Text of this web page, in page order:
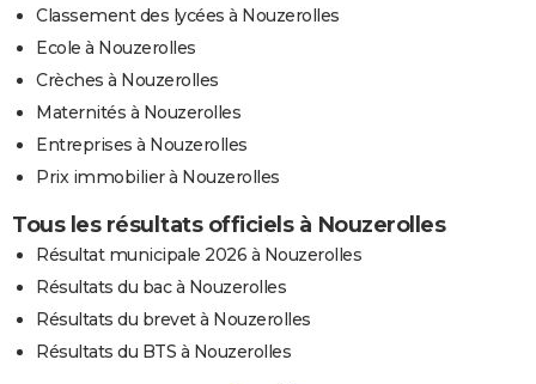
Classement des lycées à Nouzerolles
Ecole à Nouzerolles
Crèches à Nouzerolles
Maternités à Nouzerolles
Entreprises à Nouzerolles
Prix immobilier à Nouzerolles
Tous les résultats officiels à Nouzerolles
Résultat municipale 2026 à Nouzerolles
Résultats du bac à Nouzerolles
Résultats du brevet à Nouzerolles
Résultats du BTS à Nouzerolles